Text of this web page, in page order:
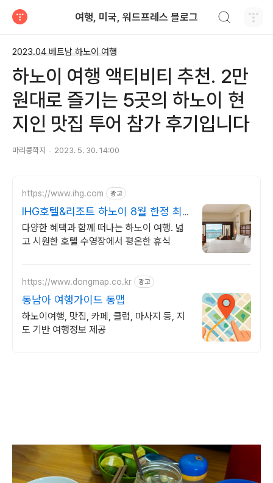
여행, 미국, 워드프레스 블로그
2023.04 베트남 하노이 여행
하노이 여행 액티비티 추천. 2만
원대로 즐기는 5곳의 하노이 현
지인 맛집 투어 참가 후기입니다
마리콩깍지 2023. 5. 30. 14:00
https://www.ihg.com 광고
IHG호텔&리조트 하노이 8월 한정 최
저가 혜택
다양한 혜택과 함께 떠나는 하노이 여행. 넓
고 시원한 호텔 수영장에서 평온한 휴식
https://www.dongmap.co.kr 광고
동남아 여행가이드 동맵
하노이여행, 맛집, 카페, 클럽, 마사지 등, 지
도 기반 여행정보 제공